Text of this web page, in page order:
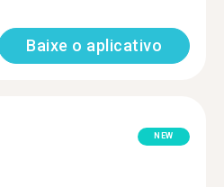
Baixe o aplicativo
NEW